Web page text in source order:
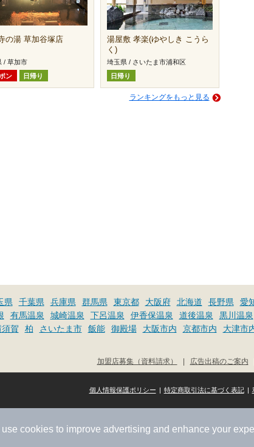
cookies to improve advertising and enhance your
の湯 草加谷塚店
/ 草加市
ン
日帰り
湯屋敷 孝楽(ゆやしき こうら
く)
埼玉県 / さいたま市浦和区
日帰り
ランキングをもっと見る
県 千葉県 兵庫県 群馬県 東京都 大阪府 北海道 長野県 愛
有馬温泉 城崎温泉 下呂温泉 伊香保温泉 道後温泉 黒川温泉
須賀 柏 さいたま市 飯能 御殿場 大阪市内 京都市内 大津市
広告出稿のご案内
|
加盟店募集（資料請求）
|
特定商取引法に基づく表記
|
個人情報保護ポリシー